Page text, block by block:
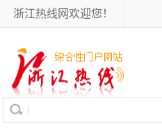
浙江热线网欢迎您！